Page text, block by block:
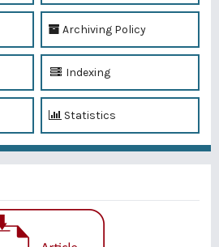
Archiving Policy
Indexing
Statistics